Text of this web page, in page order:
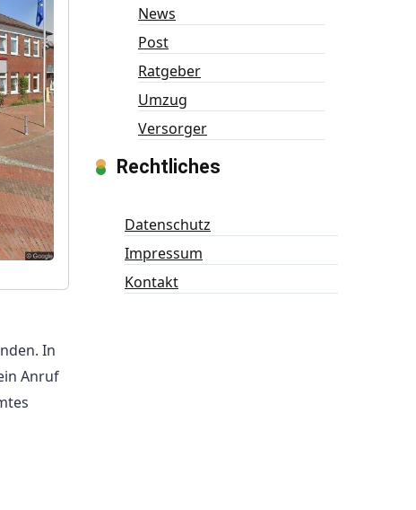
In
Anruf
News
Post
Ratgeber
Umzug
Versorger
Rechtliches
Datenschutz
Impressum
Kontakt